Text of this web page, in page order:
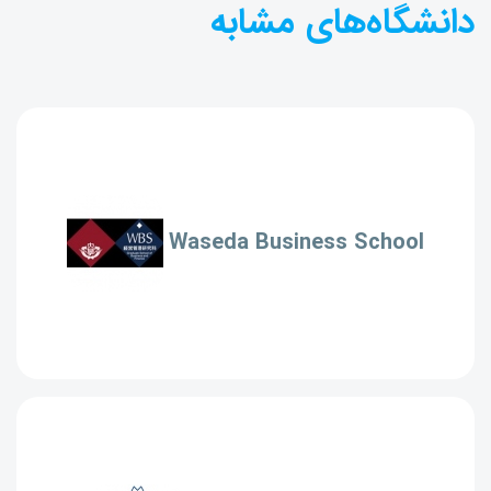
دانشگاه‌های مشابه
Waseda Business School